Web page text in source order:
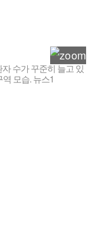
수가 꾸준히 늘고 있
모습. 뉴스1